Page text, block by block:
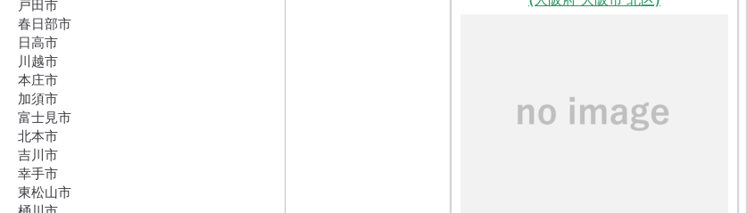
戸田市
春日部市
日高市
川越市
本庄市
加須市
富士見市
北本市
吉川市
幸手市
東松山市